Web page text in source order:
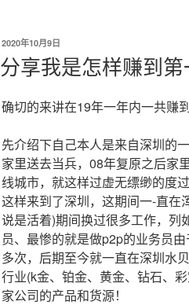
发
于
2020年10月9日
分享我是怎样赚到
确切的来讲在19年一年内一共赚
先介绍下自己本人是来自深圳的
家里送去当兵，08年复原之后家
线城市，就这样过虚无缥缈的度
这样来到了深圳，这期间一-直在
说是活着)期间换过很多工作，列
员、最惨的就是做p2p的业务员
多次，后期至今就一直在深圳水
行业(k金、铂金、黄金、钻石、
家公司的产品和货源！